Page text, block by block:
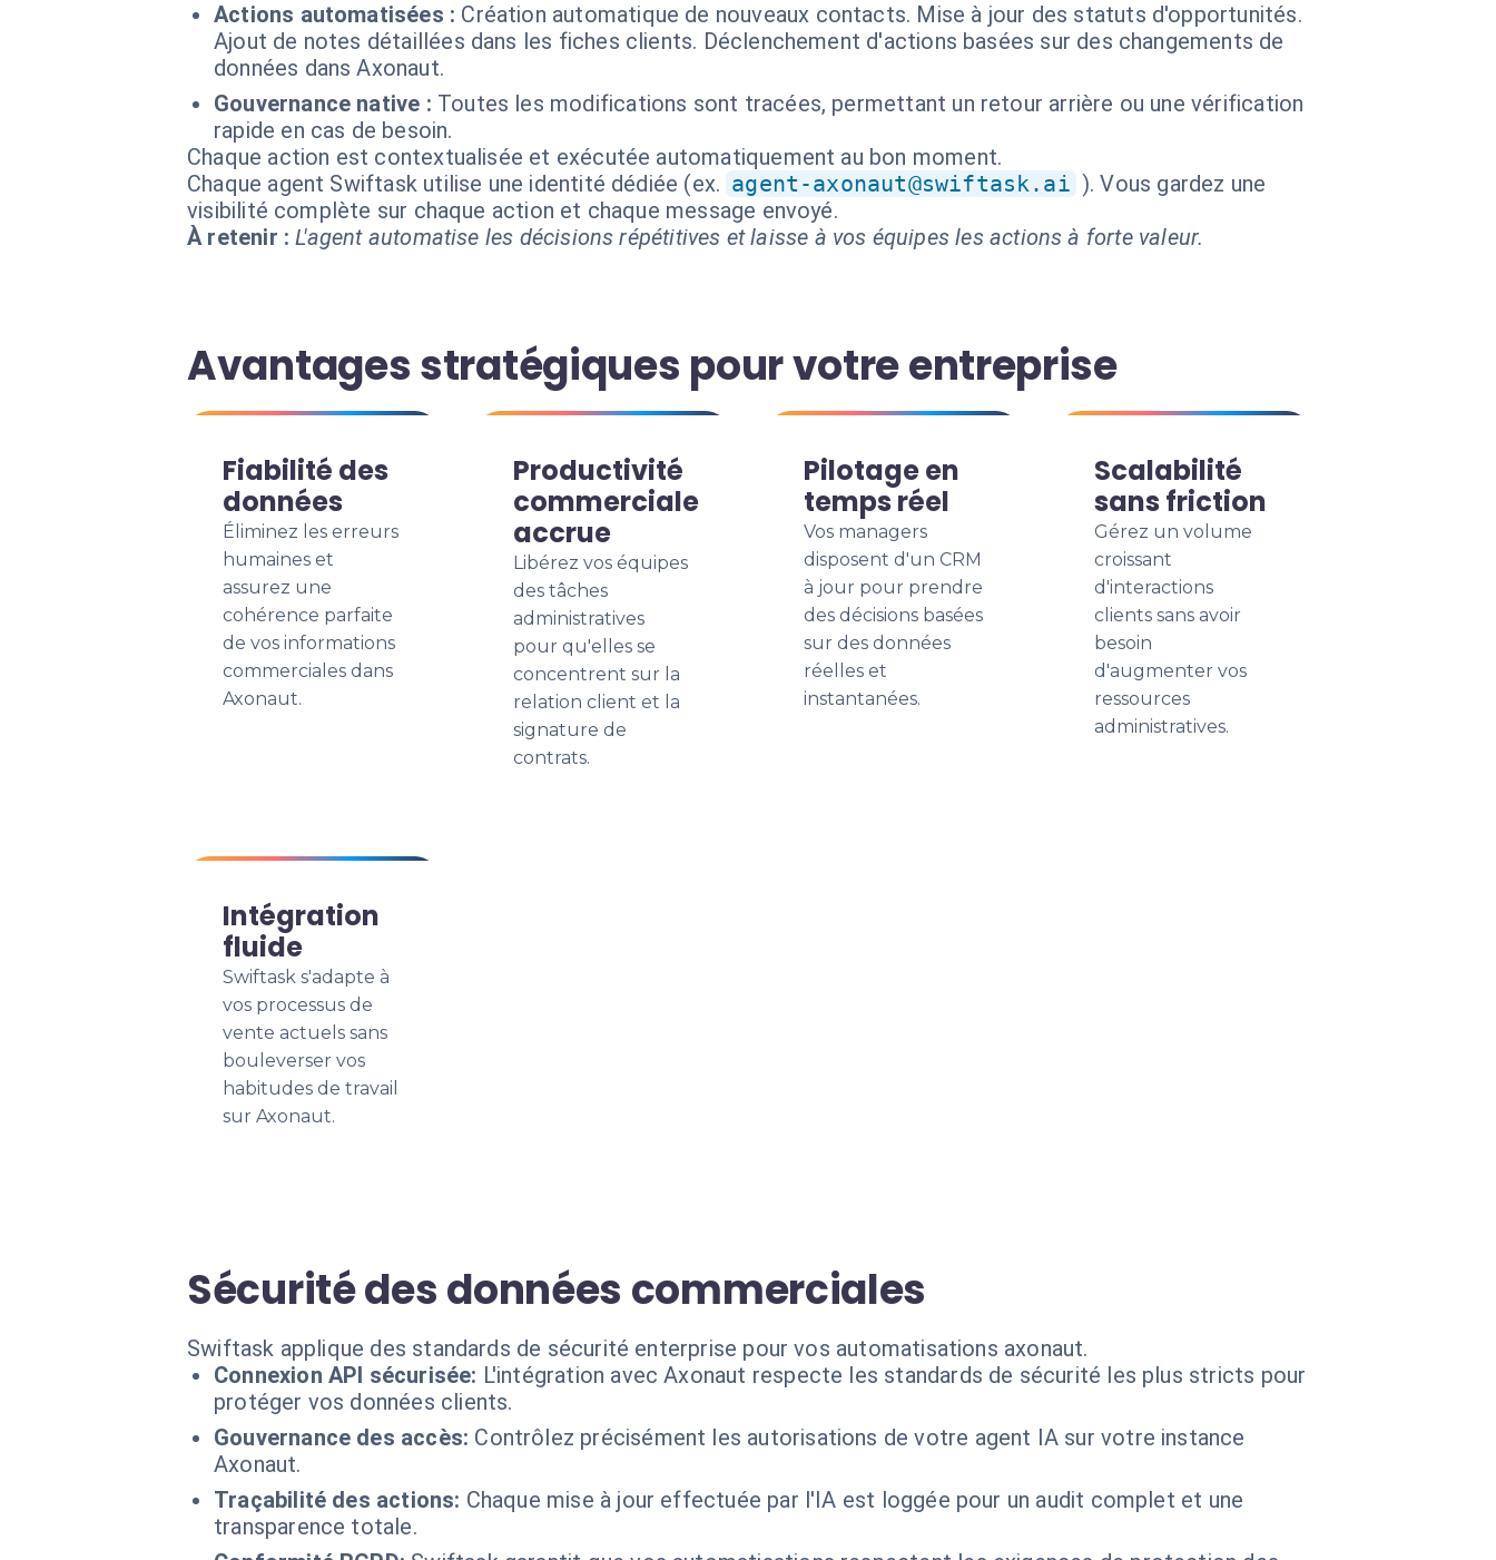
Actions automatisées : Création automatique de nouveaux contacts. Mise à jour des statuts d'opportunités.
Ajout de notes détaillées dans les fiches clients. Déclenchement d'actions basées sur des changements de
données dans Axonaut.
Gouvernance native : Toutes les modifications sont tracées, permettant un retour arrière ou une vérification
rapide en cas de besoin.
Chaque action est contextualisée et exécutée automatiquement au bon moment.
Chaque agent Swiftask utilise une identité dédiée (ex. agent-axonaut@swiftask.ai ). Vous gardez une
visibilité complète sur chaque action et chaque message envoyé.
À retenir : L'agent automatise les décisions répétitives et laisse à vos équipes les actions à forte valeur.
Avantages stratégiques pour votre entreprise
Fiabilité des
données
Éliminez les erreurs
humaines et
assurez une
cohérence parfaite
de vos informations
commerciales dans
Axonaut.
Productivité
commerciale
accrue
Libérez vos équipes
des tâches
administratives
pour qu'elles se
concentrent sur la
relation client et la
signature de
contrats.
Pilotage en
temps réel
Vos managers
disposent d'un CRM
à jour pour prendre
des décisions basées
sur des données
réelles et
instantanées.
Scalabilité
sans friction
Gérez un volume
croissant
d'interactions
clients sans avoir
besoin
d'augmenter vos
ressources
administratives.
Intégration
fluide
Swiftask s'adapte à
vos processus de
vente actuels sans
bouleverser vos
habitudes de travail
sur Axonaut.
Sécurité des données commerciales
Swiftask applique des standards de sécurité enterprise pour vos automatisations axonaut.
Connexion API sécurisée: L'intégration avec Axonaut respecte les standards de sécurité les plus stricts pour
protéger vos données clients.
Gouvernance des accès: Contrôlez précisément les autorisations de votre agent IA sur votre instance
Axonaut.
Traçabilité des actions: Chaque mise à jour effectuée par l'IA est loggée pour un audit complet et une
transparence totale.